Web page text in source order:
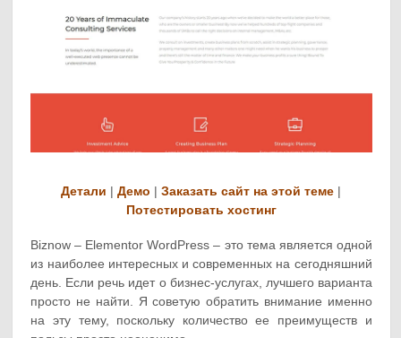
Детали |Демо |Заказать сайт на этой теме |
Потестировать хостинг
Biznow – Elementor WordPress – это тема является одной
из наиболее интересных и современных на сегодняшний
день. Если речь идет о бизнес-услугах, лучшего варианта
просто не найти. Я советую обратить внимание именно
на эту тему, поскольку количество ее преимуществ и